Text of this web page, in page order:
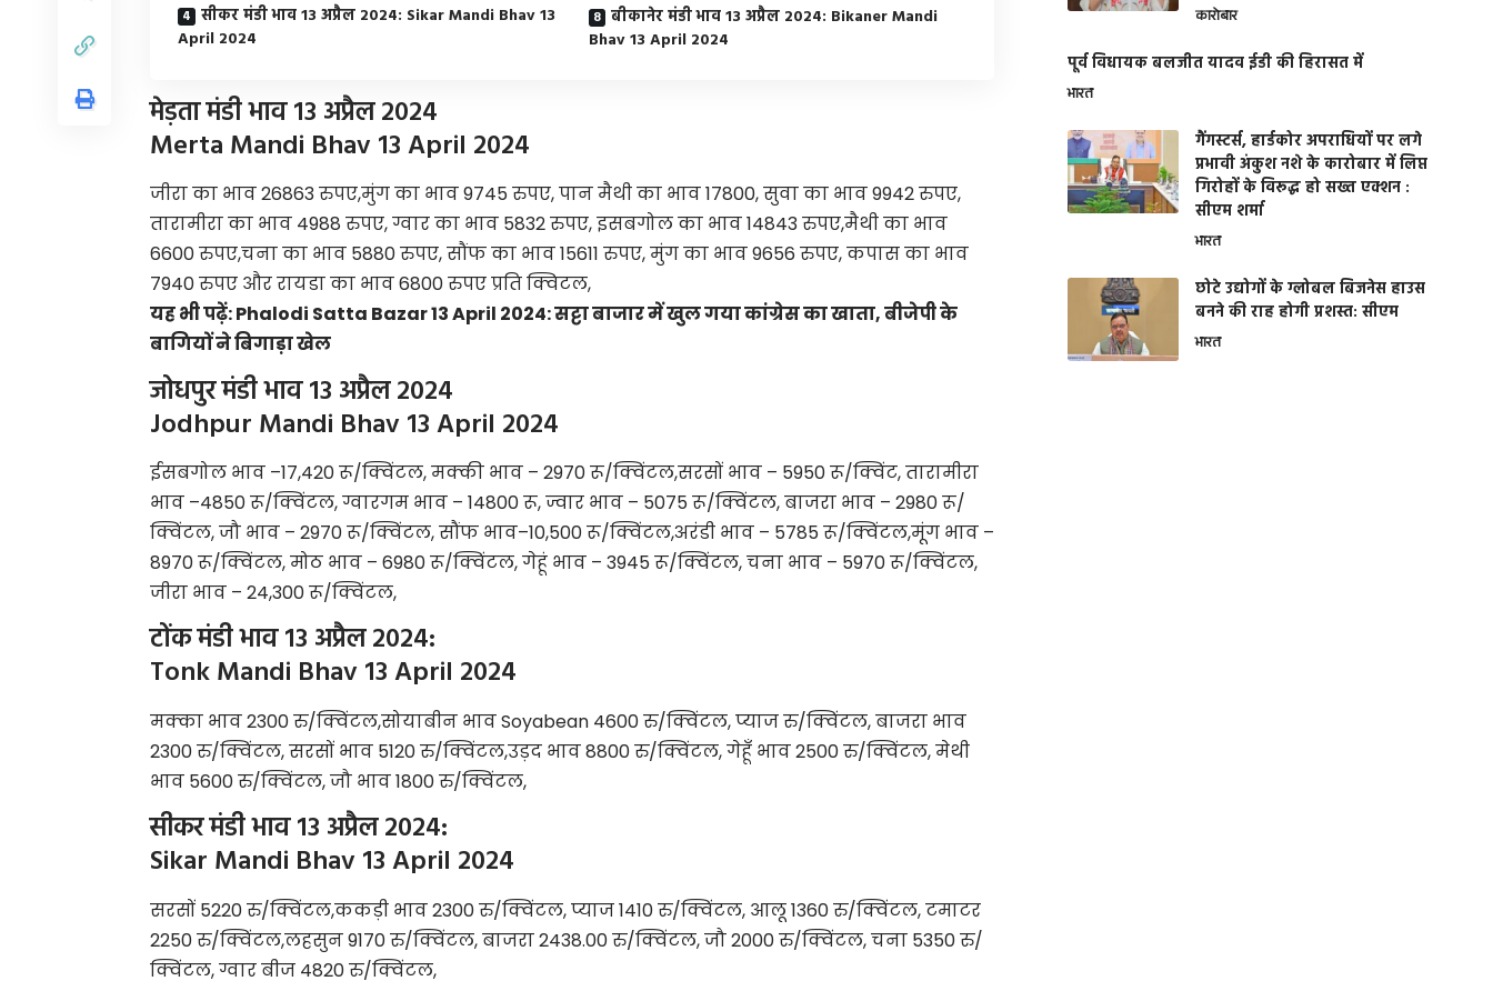
सीकर मंडी भाव 13 अप्रैल 2024: Sikar Mandi Bhav 13
April 2024
बीकानेर मंडी भाव 13 अप्रैल 2024: Bikaner Mandi
Bhav 13 April 2024
मेड़ता मंडी भाव 13 अप्रैल 2024
Merta Mandi Bhav 13 April 2024
जीरा का भाव 26863 रुपए,मुंग का भाव 9745 रुपए, पान मैथी का भाव 17800, सुवा का भाव 9942 रुपए,
तारामीरा का भाव 4988 रुपए, ग्वार का भाव 5832 रुपए, इसबगोल का भाव 14843 रुपए,मैथी का भाव
6600 रुपए,चना का भाव 5880 रुपए, सौंफ का भाव 15611 रुपए, मुंग का भाव 9656 रुपए, कपास का भाव
7940 रुपए और रायडा का भाव 6800 रुपए प्रति क्विटल,
यह भी पढ़ें:Phalodi Satta Bazar 13 April 2024: सट्टा बाजार में खुल गया कांग्रेस का खाता, बीजेपी के
बागियों ने बिगाड़ा खेल
जोधपुर मंडी भाव 13 अप्रैल 2024
Jodhpur Mandi Bhav 13 April 2024
ईसबगोल भाव –17,420 रू/क्विंटल, मक्की भाव – 2970 रू/क्विंटल,सरसों भाव – 5950 रू/क्विंट, तारामीरा
भाव –4850 रू/क्विंटल, ग्वारगम भाव – 14800 रू, ज्वार भाव – 5075 रू/क्विंटल, बाजरा भाव – 2980 रू/
क्विंटल, जौ भाव – 2970 रू/क्विंटल, सौंफ भाव–10,500 रू/क्विंटल,अरंडी भाव – 5785 रू/क्विंटल,मूंग भाव –
8970 रू/क्विंटल, मोठ भाव – 6980 रू/क्विंटल, गेहूं भाव – 3945 रू/क्विंटल, चना भाव – 5970 रू/क्विंटल,
जीरा भाव – 24,300 रू/क्विंटल,
टोंक मंडी भाव 13 अप्रैल 2024:
Tonk Mandi Bhav 13 April 2024
मक्का भाव 2300 रु/क्विंटल,सोयाबीन भाव Soyabean 4600 रु/क्विंटल, प्याज रु/क्विंटल, बाजरा भाव
2300 रु/क्विंटल, सरसों भाव 5120 रु/क्विंटल,उड़द भाव 8800 रु/क्विंटल, गेहूँ भाव 2500 रु/क्विंटल, मेथी
भाव 5600 रु/क्विंटल, जौ भाव 1800 रु/क्विंटल,
सीकर मंडी भाव 13 अप्रैल 2024:
Sikar Mandi Bhav 13 April 2024
सरसों 5220 रु/क्विंटल,ककड़ी भाव 2300 रु/क्विंटल, प्याज 1410 रु/क्विंटल, आलू 1360 रु/क्विंटल, टमाटर
2250 रु/क्विंटल,लहसुन 9170 रु/क्विंटल, बाजरा 2438.00 रु/क्विंटल, जौ 2000 रु/क्विंटल, चना 5350 रु/
क्विंटल, ग्वार बीज 4820 रु/क्विंटल,
कारोबार
पूर्व विधायक बलजीत यादव ईडी की हिरासत में
भारत
गैंगस्टर्स, हार्डकोर अपराधियों पर लगे
प्रभावी अंकुश नशे के कारोबार में लिप्त
गिरोहों के विरूद्ध हो सख्त एक्शन :
सीएम शर्मा
भारत
छोटे उद्योगों के ग्लोबल बिजनेस हाउस
बनने की राह होगी प्रशस्त: सीएम
भारत